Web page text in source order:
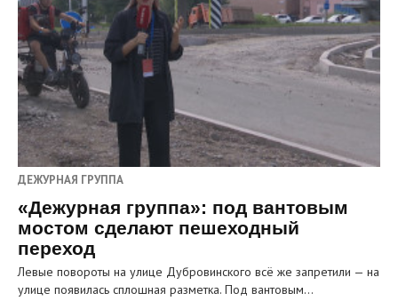
ДЕЖУРНАЯ ГРУППА
«Дежурная группа»: под вантовым
мостом сделают пешеходный
переход
Левые повороты на улице Дубровинского всё же запретили — на
улице появилась сплошная разметка. Под вантовым…